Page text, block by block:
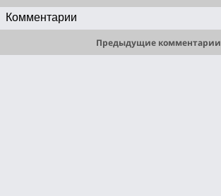
Комментарии
Предыдущие комментарии